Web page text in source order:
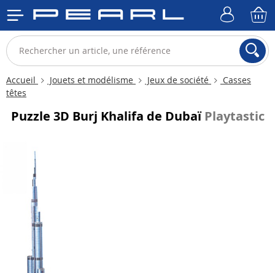
Accueil Jouets et modélisme Jeux de société
Casses
têtes
Puzzle 3D Burj Khalifa de DubaïPlaytastic